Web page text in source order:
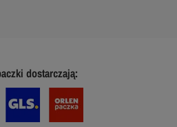
dostarczają: